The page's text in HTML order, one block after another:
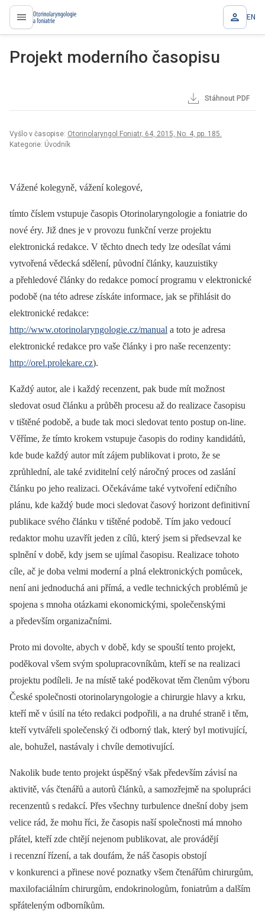
proLékaře.cz EN
Projekt moderního časopisu
Stáhnout PDF
Vyšlo v časopise: Otorinolaryngol Foniatr, 64, 2015, No. 4, pp. 185.
Kategorie: Úvodník
Vážené kolegyně, vážení kolegové,
tímto číslem vstupuje časopis Otorinolaryngologie a foniatrie do
nové éry. Již dnes je v provozu funkční verze projektu
elektronická redakce. V těchto dnech tedy lze odesílat vámi
vytvořená vědecká sdělení, původní články, kauzuistiky
a přehledové články do redakce pomocí programu v elektronické
podobě (na této adrese získáte informace, jak se přihlásit do
elektronické redakce:
http://www.otorinolaryngologie.cz/manual a toto je adresa
elektronické redakce pro vaše články i pro naše recenzenty:
http://orel.prolekare.cz).
Každý autor, ale i každý recenzent, pak bude mít možnost
sledovat osud článku a průběh procesu až do realizace časopisu
v tištěné podobě, a bude tak moci sledovat tento postup on-line.
Věříme, že tímto krokem vstupuje časopis do rodiny kandidátů,
kde bude každý autor mít zájem publikovat i proto, že se
zprůhlední, ale také zviditelní celý náročný proces od zaslání
článku po jeho realizaci. Očekáváme také vytvoření edičního
plánu, kde každý bude moci sledovat časový horizont definitivní
publikace svého článku v tištěné podobě. Tím jako vedoucí
redaktor mohu uzavřít jeden z cílů, který jsem si předsevzal ke
splnění v době, kdy jsem se ujímal časopisu. Realizace tohoto
cíle, ač je doba velmi moderní a plná elektronických pomůcek,
není ani jednoduchá ani přímá, a vedle technických problémů je
spojena s mnoha otázkami ekonomickými, společenskými
a především organizačními.
Proto mi dovolte, abych v době, kdy se spouští tento projekt,
poděkoval všem svým spolupracovníkům, kteří se na realizaci
projektu podíleli. Je na místě také poděkovat těm členům výboru
České společnosti otorinolaryngologie a chirurgie hlavy a krku,
kteří mě v úsilí na této redakci podpořili, a na druhé straně i těm,
kteří vytvářeli společenský či odborný tlak, který byl motivující,
ale, bohužel, nastávaly i chvíle demotivující.
Nakolik bude tento projekt úspěšný však především závisí na
aktivitě, vás čtenářů a autorů článků, a samozřejmě na spolupráci
recenzentů s redakcí. Přes všechny turbulence dnešní doby jsem
velice rád, že mohu říci, že časopis naší společnosti má mnoho
přátel, kteří zde chtějí nejenom publikovat, ale provádějí
i recenzní řízení, a tak doufám, že náš časopis obstojí
v konkurenci a přinese nové poznatky všem čtenářům chirurgům,
maxilofaciálním chirurgům, endokrinologům, foniatrům a dalším
spřáteleným odborníkům.